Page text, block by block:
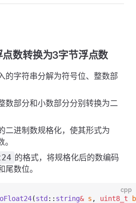
数转换为3字节浮点数
的字符串分解为符号位、整数部
数部分和小数部分分别转换为二
二进制数规格化，使其形式为
的格式，将规格化后的数编码
数位。
cpp
(std :: string& s , uint8_t